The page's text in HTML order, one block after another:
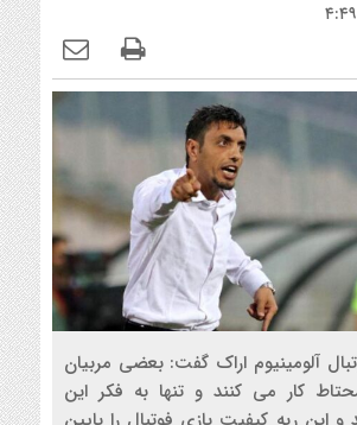
آلومینیوم اراک گفت: بعضی مربیان
کار می کنند و تنها به فکر این